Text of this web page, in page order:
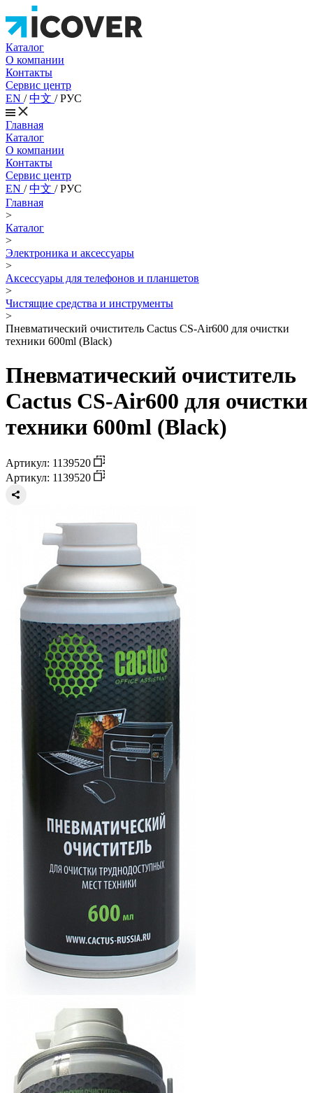
Каталог
О компании
Контакты
Сервис центр
EN /中文 /РУС
Главная
Каталог
О компании
Контакты
Сервис центр
EN /中文 /РУС
Главная
>
Каталог
>
Электроника и аксессуары
>
Аксессуары для телефонов и планшетов
>
Чистящие средства и инструменты
>
Пневматический очиститель Cactus CS-Air600 для очистки
техники 600ml (Black)
Пневматический очиститель
Cactus CS-Air600 для очистки
техники 600ml (Black)
Артикул: 1139520
Артикул: 1139520